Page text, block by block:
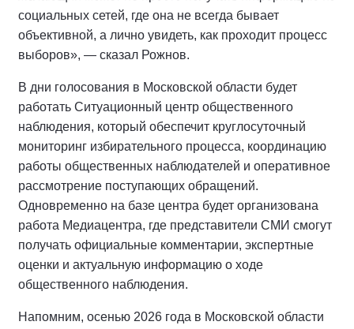
социальных сетей, где она не всегда бывает
объективной, а лично увидеть, как проходит процесс
выборов», — сказал Рожнов.
В дни голосования в Московской области будет
работать Ситуационный центр общественного
наблюдения, который обеспечит круглосуточный
мониторинг избирательного процесса, координацию
работы общественных наблюдателей и оперативное
рассмотрение поступающих обращений.
Одновременно на базе центра будет организована
работа Медиацентра, где представители СМИ смогут
получать официальные комментарии, экспертные
оценки и актуальную информацию о ходе
общественного наблюдения.
Напомним, осенью 2026 года в Московской области